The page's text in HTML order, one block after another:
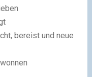
bereist und neue